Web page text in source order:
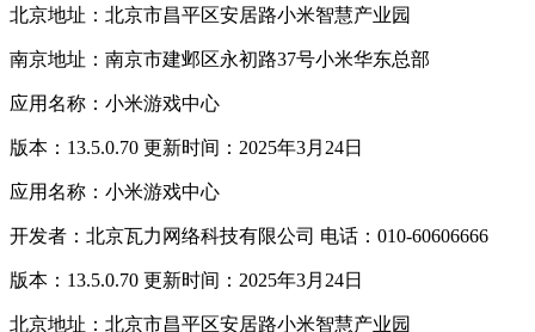
北京地址：北京市昌平区安居路小米智慧产业园
南京地址：南京市建邺区永初路37号小米华东总部
应用名称：小米游戏中心
版本：13.5.0.70 更新时间：2025年3月24日
应用名称：小米游戏中心
开发者：北京瓦力网络科技有限公司 电话：010-60606666
版本：13.5.0.70 更新时间：2025年3月24日
北京地址：北京市昌平区安居路小米智慧产业园